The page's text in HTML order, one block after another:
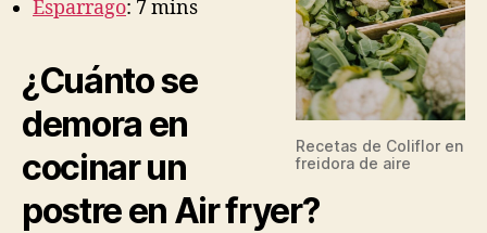
Recetas de Coliflor en
freidora de aire
Esparrago: 7 mins
¿Cuánto se
demora en
cocinar un
postre en Air fryer?